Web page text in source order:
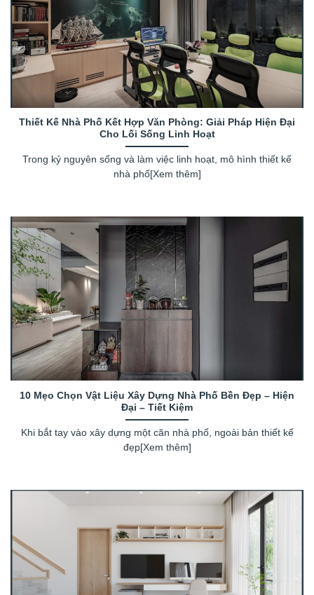
Thiết Kế Nhà Phố Kết Hợp Văn Phòng: Giải Pháp Hiện Đại
Cho Lối Sống Linh Hoạt
Trong kỷ nguyên sống và làm việc linh hoạt, mô hình thiết kế
nhà phố[Xem thêm]
10 Mẹo Chọn Vật Liệu Xây Dựng Nhà Phố Bền Đẹp – Hiện
Đại – Tiết Kiệm
Khi bắt tay vào xây dựng một căn nhà phố, ngoài bản thiết kế
đẹp[Xem thêm]